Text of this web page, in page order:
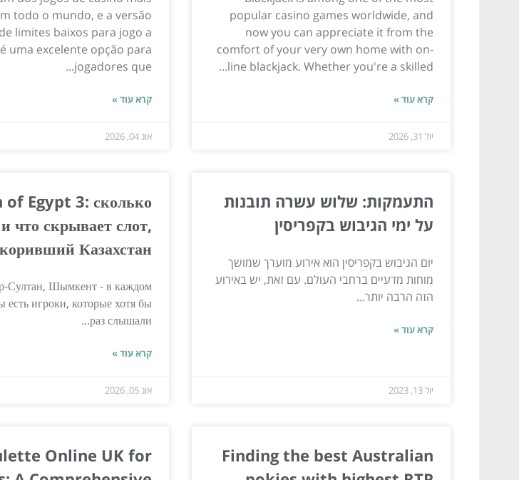
popular casino games worldwide, and
now you can appreciate it from the
comfort of your very own home with on-
line blackjack. Whether you're a skilled...
קרא עוד »
יול 31, 2026
todo o mundo, e a versão
limites baixos para jogo a
uma excelente opção para
jogadores que...
קרא עוד »
אוג 04, 2026
התעמקות: שלוש עשרה תובנות
על ימי הגיבוש בקפריסין
יום הגיבוש בקפריסין הוא אירוע מוערך שמושך
מוחות מדעיים ברחבי העולם. עם זאת, יש באירוע
הזה הרבה יותר...
קרא עוד »
יול 13, 2023
of Egypt 3: сколько
что скрывает слот,
Казахстан
Султан, Шымкент - в каждом
есть игроки, которые хотя бы
раз слышали...
קרא עוד »
אוג 05, 2026
Finding the best Australian
Online UK for